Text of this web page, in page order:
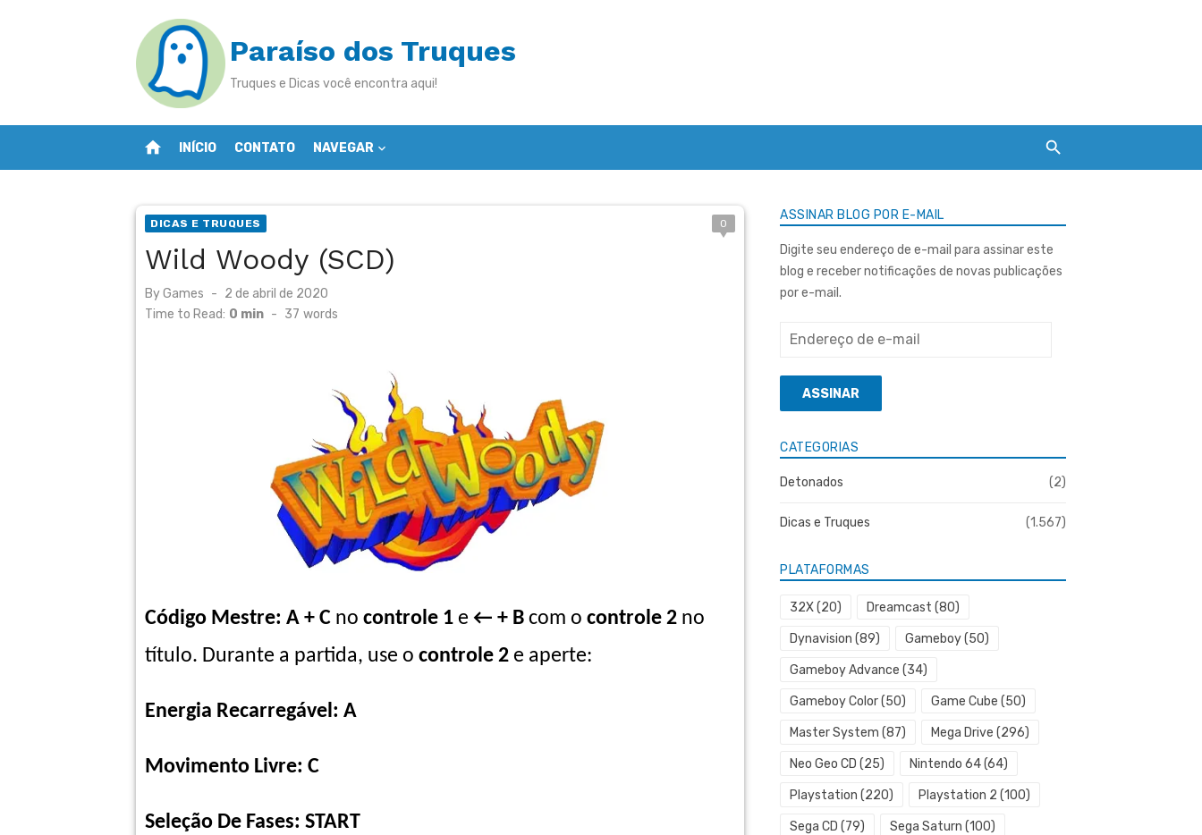
Paraíso dos Truques
Truques e Dicas você encontra aqui!
home INÍCIO CONTATO NAVEGAR
DICAS E TRUQUES 0
Wild Woody (SCD)
ByGames
Posted
on
2 de abril de 2020
Time to Read: 0 min - 37 words
Código Mestre: A + C no controle 1 e ← + B com o controle 2 no
título. Durante a partida, use o controle 2 e aperte:
Energia Recarregável: A
Movimento Livre: C
Seleção De Fases: START
ASSINAR BLOG POR E-MAIL
Digite seu endereço de e-mail para assinar este
blog e receber notificações de novas publicações
por e-mail.
Endereço
e-
mailASSINAR
CATEGORIAS
Detonados (2)
Dicas e Truques (1.567)
PLATAFORMAS
32X(20) Dreamcast (80)
Dynavision (89) Gameboy(50)
Gameboy Advance (34)
Gameboy Color(50) Game Cube (50)
Master System (87) Mega Drive (296)
Neo Geo CD (25) Nintendo 64(64)
Playstation (220) Playstation 2 (100)
Sega CD (79) Sega Saturn (100)